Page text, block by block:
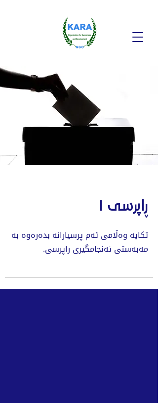
ڕاپرسى ١
تکایە وەڵامى ئەم پرسیارانە بدەرەوە بە
مەبەستى ئەنجامگیرى راپرسی.